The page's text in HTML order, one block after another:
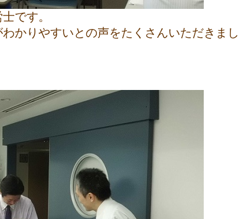
です。
かりやすいとの声をたくさんいただきまし